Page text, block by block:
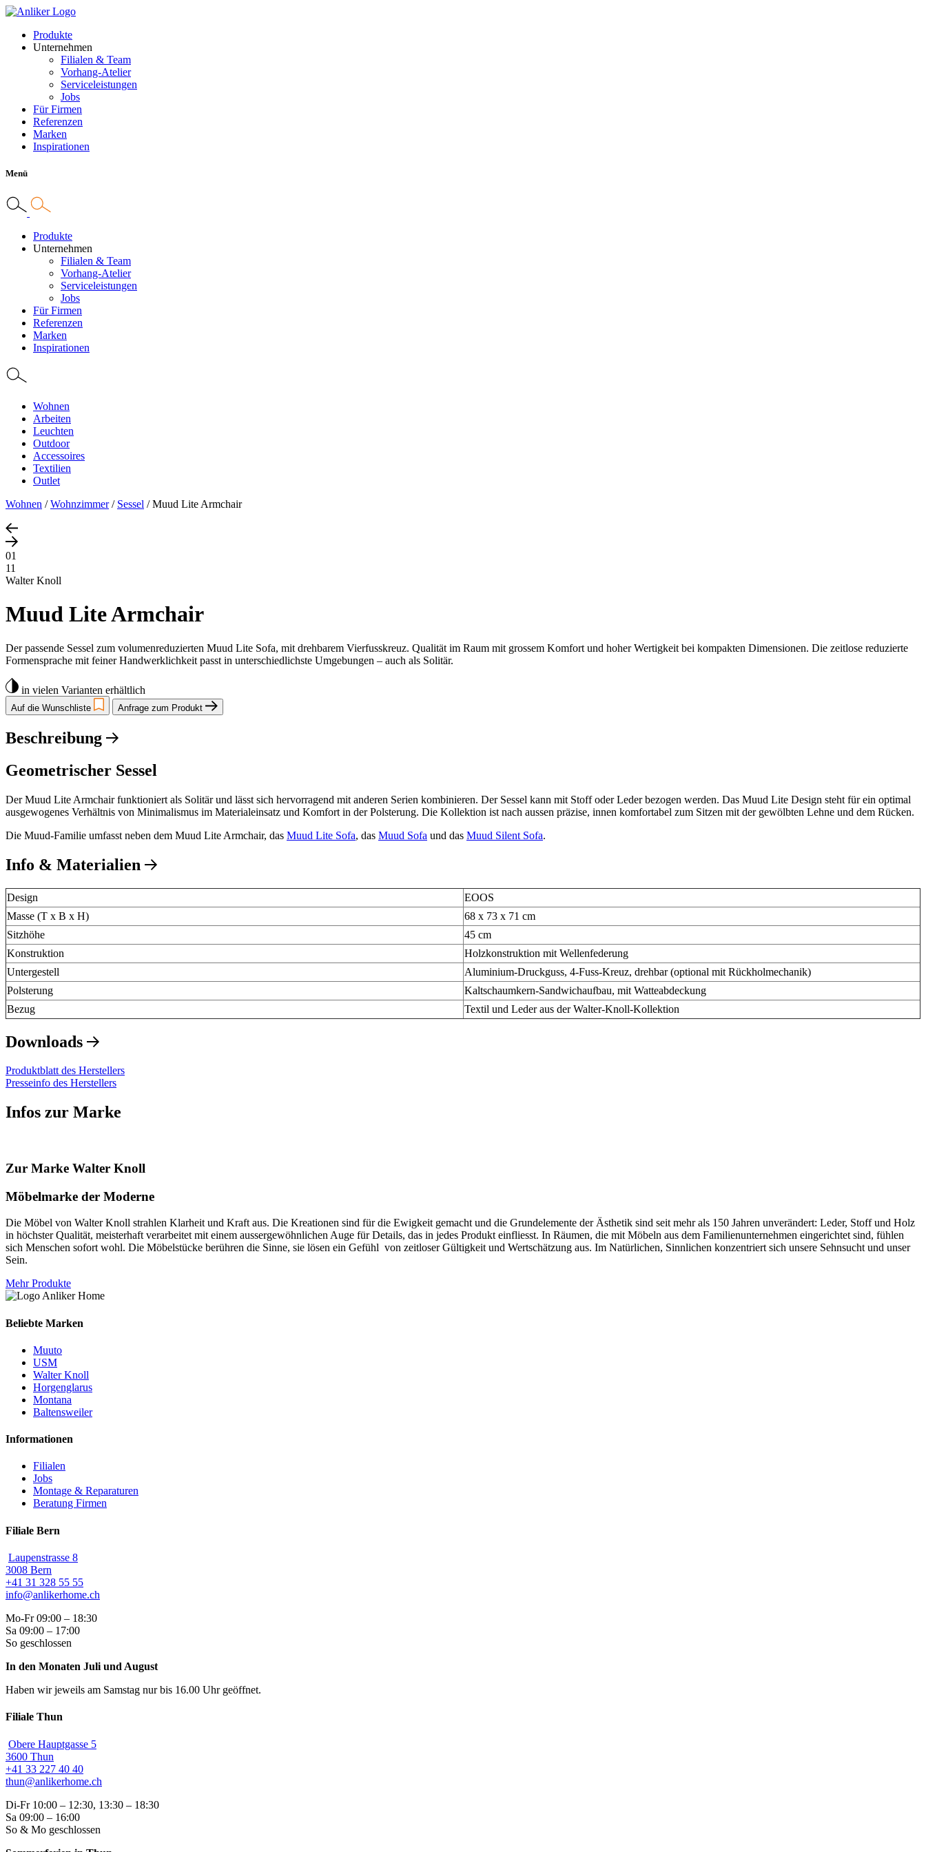
Produkte
Unternehmen
Filialen & Team
Vorhang-Atelier
Serviceleistungen
Jobs
Für Firmen
Referenzen
Marken
Inspirationen
Menü
Produkte
Unternehmen
Filialen & Team
Vorhang-Atelier
Serviceleistungen
Jobs
Für Firmen
Referenzen
Marken
Inspirationen
Wohnen
Arbeiten
Leuchten
Outdoor
Accessoires
Textilien
Outlet
Wohnen /Wohnzimmer/ Sessel /Muud Lite Armchair
01
11
Walter Knoll
Muud Lite Armchair
Der passende Sessel zum volumenreduzierten Muud Lite Sofa, mit drehbarem Vierfusskreuz. Qualität im Raum mit grossem Komfort und hoher Wertigkeit bei kompakten Dimensionen. Die zeitlose reduzierte
Formensprache mit feiner Handwerklichkeit passt in unterschiedlichste Umgebungen – auch als Solitär.
in vielen Varianten erhältlich
Auf die Wunschliste Anfrage zum Produkt
Beschreibung
Geometrischer Sessel
Der Muud Lite Armchair funktioniert als Solitär und lässt sich hervorragend mit anderen Serien kombinieren. Der Sessel kann mit Stoff oder Leder bezogen werden. Das Muud Lite Design steht für ein optimal
ausgewogenes Verhältnis von Minimalismus im Materialeinsatz und Komfort in der Polsterung. Die Kollektion ist nach aussen präzise, innen komfortabel zum Sitzen mit der gewölbten Lehne und dem Rücken.
Die Muud-Familie umfasst neben dem Muud Lite Armchair, das Muud Lite Sofa, das Muud Sofa und das Muud Silent Sofa.
Info & Materialien
Design
EOOS
Masse (T x B x H)
68 x 73 x 71 cm
Sitzhöhe
45 cm
Konstruktion
Holzkonstruktion mit Wellenfederung
Untergestell
Aluminium-Druckguss, 4-Fuss-Kreuz, drehbar (optional mit Rückholmechanik)
Polsterung
Kaltschaumkern-Sandwichaufbau, mit Watteabdeckung
Bezug
Textil und Leder aus der Walter-Knoll-Kollektion
Downloads
Produktblatt des Herstellers
Presseinfo des Herstellers
Infos zur Marke
Zur Marke Walter Knoll
Möbelmarke der Moderne
Die Möbel von Walter Knoll strahlen Klarheit und Kraft aus. Die Kreationen sind für die Ewigkeit gemacht und die Grundelemente der Ästhetik sind seit mehr als 150 Jahren unverändert: Leder, Stoff und Holz
in höchster Qualität, meisterhaft verarbeitet mit einem aussergewöhnlichen Auge für Details, das in jedes Produkt einfliesst. In Räumen, die mit Möbeln aus dem Familienunternehmen eingerichtet sind, fühlen
sich Menschen sofort wohl. Die Möbelstücke berühren die Sinne, sie lösen ein Gefühl von zeitloser Gültigkeit und Wertschätzung aus. Im Natürlichen, Sinnlichen konzentriert sich unsere Sehnsucht und unser
Sein.
Mehr Produkte
Beliebte Marken
Muuto
USM
Walter Knoll
Horgenglarus
Montana
Baltensweiler
Informationen
Filialen
Jobs
Montage & Reparaturen
Beratung Firmen
Filiale Bern
Laupenstrasse 8
3008 Bern
+41 31 328 55 55
info@anlikerhome.ch
Mo-Fr 09:00 – 18:30
Sa 09:00 – 17:00
So geschlossen
In den Monaten Juli und August
Haben wir jeweils am Samstag nur bis 16.00 Uhr geöffnet.
Filiale Thun
Obere Hauptgasse 5
3600 Thun
+41 33 227 40 40
thun@anlikerhome.ch
Di-Fr 10:00 – 12:30, 13:30 – 18:30
Sa 09:00 – 16:00
So & Mo geschlossen